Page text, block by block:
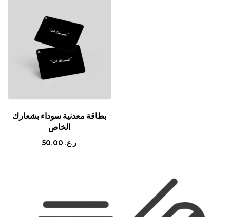
بطاقة معدنية سوداء بشعارك
الخاص
ر.ع.